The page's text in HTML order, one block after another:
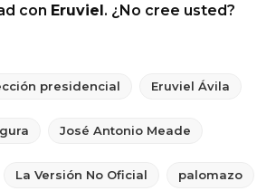
con Eruviel. ¿No cree usted?
presidencial Eruviel Ávila
José Antonio Meade
La Versión No Oficial palomazo